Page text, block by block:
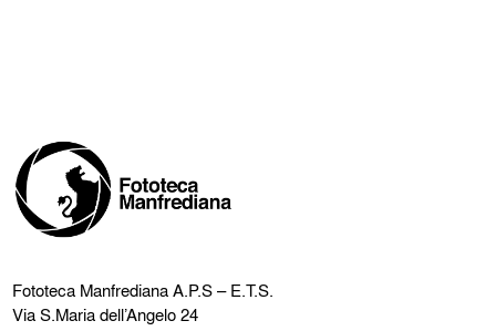
Fototeca ManfredianaA.P.S – E.T.S.
Via S.Maria dell’Angelo 24